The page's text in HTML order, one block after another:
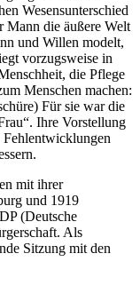
Wesensunterschied
Mann die äußere Welt
und Willen modelt,
vorzugsweise in
die Pflege
Menschen machen:
Für sie war die
Ihre Vorstellung
Fehlentwicklungen
mit ihrer
und 1919
(Deutsche
Als
Sitzung mit den